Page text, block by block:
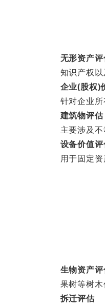
无形资产评
知识产权以及
企业(股权)
针对企业所有
建筑物评估
主要涉及不动
设备价值评
用于固定资产
生物资产评
果树等树木价
拆迁评估